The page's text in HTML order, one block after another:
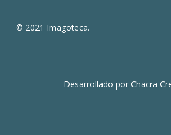
© 2021 Imagoteca.
Desarrollado porChacra